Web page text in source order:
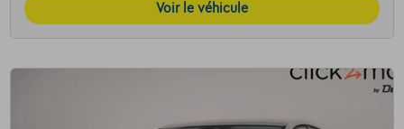
Voir le véhicule